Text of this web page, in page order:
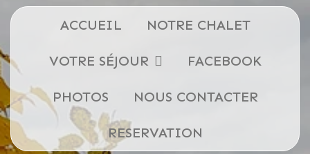
ACCUEIL NOTRE CHALET
VOTRE SÉJOUR FACEBOOK
PHOTOS NOUS CONTACTER
RESERVATION